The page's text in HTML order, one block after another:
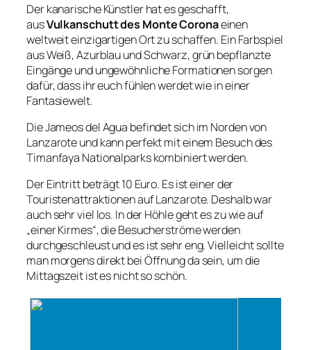
Der kanarische Künstler hat es geschafft,
ausVulkanschutt des Monte Coronaeinen
weltweit einzigartigen Ort zu schaffen. Ein Farbspiel
aus Weiß, Azurblau und Schwarz, grün bepflanzte
Eingänge und ungewöhnliche Formationen sorgen
dafür, dass ihr euch fühlen werdet wie in einer
Fantasiewelt.
Die Jameos del Agua befindet sich im Norden von
Lanzarote und kann perfekt mit einem Besuch des
Timanfaya Nationalparks kombiniert werden.
Der Eintritt beträgt 10 Euro. Es ist einer der
Touristenattraktionen auf Lanzarote. Deshalb war
auch sehr viel los. In der Höhle geht es zu wie auf
„einer Kirmes“, die Besucherströme werden
durchgeschleust und es ist sehr eng. Vielleicht sollte
man morgens direkt bei Öffnung da sein, um die
Mittagszeit ist es nicht so schön.